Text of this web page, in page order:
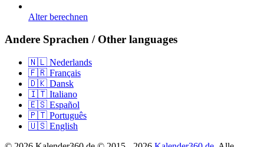
Alter berechnen
Andere Sprachen / Other languages
🇳🇱 Nederlands
🇫🇷 Français
🇩🇰 Dansk
🇮🇹 Italiano
🇪🇸 Español
🇵🇹 Português
🇺🇸 English